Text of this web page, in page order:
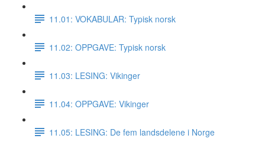
11.01: VOKABULAR: Typisk norsk
11.02: OPPGAVE: Typisk norsk
11.03: LESING: Vikinger
11.04: OPPGAVE: Vikinger
11.05: LESING: De fem landsdelene i Norge